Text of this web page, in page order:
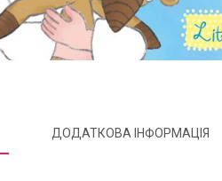
ДОДАТКОВА ІНФОРМАЦІЯ